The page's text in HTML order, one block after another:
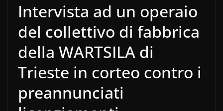
Intervista ad un operaio
del collettivo di fabbrica
della WARTSILA di
Trieste in corteo contro i
preannunciati